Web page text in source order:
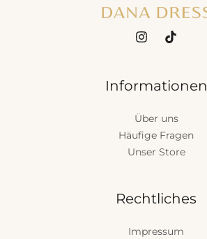
Informationen
Über uns
Häufige Fragen
Unser Store
Rechtliches
Impressum